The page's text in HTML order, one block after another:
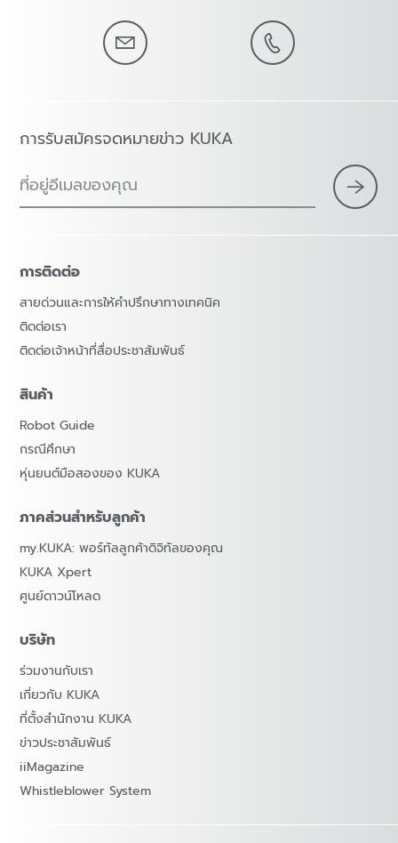
การรับสมัครจดหมายข่าว KUKA
ที่อยู่อีเมลของคุณ
การติดต่อ
สายด่วนและการให้คำปรึกษาทางเทคนิค
ติดต่อเรา
ติดต่อเจ้าหน้าที่สื่อประชาสัมพันธ์
สินค้า
Robot Guide
กรณีศึกษา
หุ่นยนต์มือสองของ KUKA
ภาคส่วนสำหรับลูกค้า
my.KUKA: พอร์ทัลลูกค้าดิจิทัลของคุณ
KUKA Xpert
ศูนย์ดาวน์โหลด
บริษัท
ร่วมงานกับเรา
เกี่ยวกับ KUKA
ที่ตั้งสำนักงาน KUKA
ข่าวประชาสัมพันธ์
iiMagazine
Whistleblower System